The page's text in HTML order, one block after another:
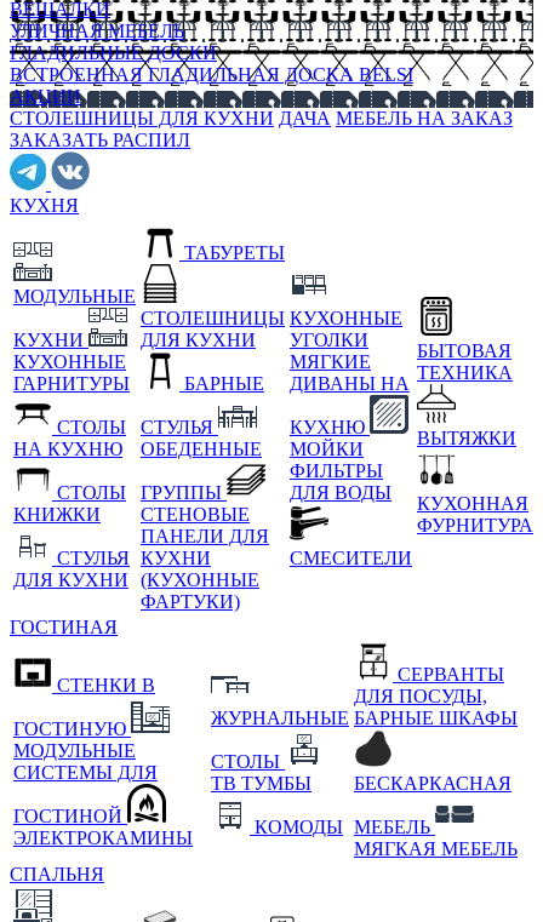
ВЕШАЛКИ
УЛИЧНАЯ МЕБЕЛЬ
ГЛАДИЛЬНЫЕ ДОСКИ
ВСТРОЕННАЯ ГЛАДИЛЬНАЯ ДОСКА BELSI
АКЦИИ
СТОЛЕШНИЦЫ ДЛЯ КУХНИ ДАЧА МЕБЕЛЬ НА ЗАКАЗ
ЗАКАЗАТЬ РАСПИЛ
КУХНЯ
МОДУЛЬНЫЕ
КУХНИ
КУХОННЫЕ
ГАРНИТУРЫ
СТОЛЫ
НА КУХНЮ
СТОЛЫ
КНИЖКИ
СТУЛЬЯ
ДЛЯ КУХНИ
ТАБУРЕТЫ
СТОЛЕШНИЦЫ
ДЛЯ КУХНИ
БАРНЫЕ
СТУЛЬЯ
ОБЕДЕННЫЕ
ГРУППЫ
СТЕНОВЫЕ
ПАНЕЛИ ДЛЯ
КУХНИ
(КУХОННЫЕ
ФАРТУКИ)
КУХОННЫЕ
УГОЛКИ
МЯГКИЕ
ДИВАНЫ НА
КУХНЮ
МОЙКИ
ФИЛЬТРЫ
ДЛЯ ВОДЫ
СМЕСИТЕЛИ
БЫТОВАЯ
ТЕХНИКА
ВЫТЯЖКИ
КУХОННАЯ
ФУРНИТУРА
ГОСТИНАЯ
СТЕНКИ В
ГОСТИНУЮ
МОДУЛЬНЫЕ
СИСТЕМЫ ДЛЯ
ГОСТИНОЙ
ЭЛЕКТРОКАМИНЫ
ЖУРНАЛЬНЫЕ
СТОЛЫ
ТВ ТУМБЫ
КОМОДЫ
СЕРВАНТЫ
ДЛЯ ПОСУДЫ,
БАРНЫЕ ШКАФЫ
БЕСКАРКАСНАЯ
МЕБЕЛЬ
МЯГКАЯ МЕБЕЛЬ
СПАЛЬНЯ